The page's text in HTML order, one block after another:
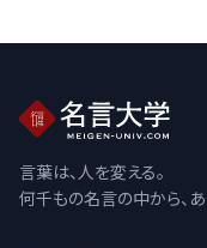
言葉は、人を変える。
何千もの名言の中から、